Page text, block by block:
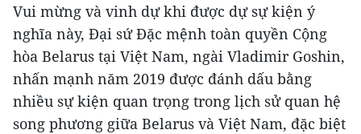
Vui mừng và vinh dự khi được dự sự kiện ý
nghĩa này, Đại sứ Đặc mệnh toàn quyền Cộng
hòa Belarus tại Việt Nam, ngài Vladimir Goshin,
nhấn mạnh năm 2019 được đánh dấu bằng
nhiều sự kiện quan trọng trong lịch sử quan hệ
song phương giữa Belarus và Việt Nam, đặc biệt